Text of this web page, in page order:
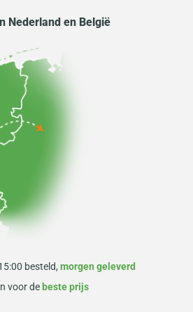
Nederland en België
besteld, morgen geleverd
voor de beste prijs